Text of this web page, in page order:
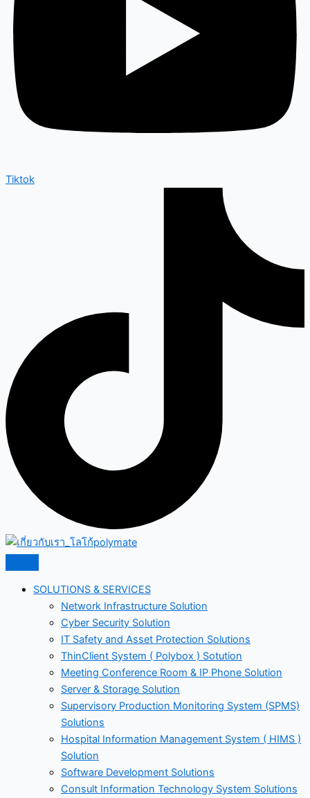
Tiktok
SOLUTIONS & SERVICES
Network Infrastructure Solution
Cyber Security Solution
IT Safety and Asset Protection Solutions
ThinClient System ( Polybox ) Sotution
Meeting Conference Room & IP Phone Solution
Server & Storage Solution
Supervisory Production Monitoring System (SPMS)
Solutions
Hospital Information Management System ( HIMS )
Solution
Software Development Solutions
Consult Information Technology System Solutions